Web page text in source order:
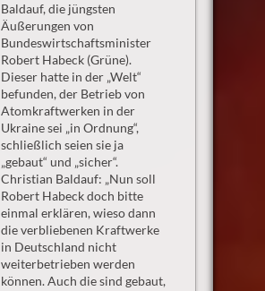
Baldauf, die jüngsten
Äußerungen von
Bundeswirtschaftsminister
Robert Habeck (Grüne).
Dieser hatte in der „Welt“
befunden, der Betrieb von
Atomkraftwerken in der
Ukraine sei „in Ordnung“,
schließlich seien sie ja
„gebaut“ und „sicher“.
Christian Baldauf: „Nun soll
Robert Habeck doch bitte
einmal erklären, wieso dann
die verbliebenen Kraftwerke
in Deutschland nicht
weiterbetrieben werden
können. Auch die sind gebaut,